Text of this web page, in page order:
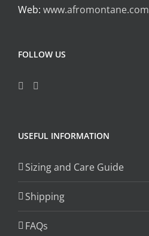
Web: www.afromontane.com
FOLLOW US
USEFUL INFORMATION
Sizing and Care Guide
Shipping
FAQs